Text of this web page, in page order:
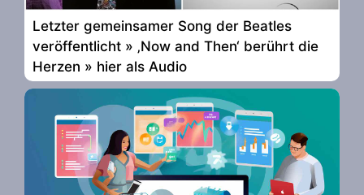
Letzter gemeinsamer Song der Beatles
veröffentlicht » ‚Now and Then‘ berührt die
Herzen » hier als Audio